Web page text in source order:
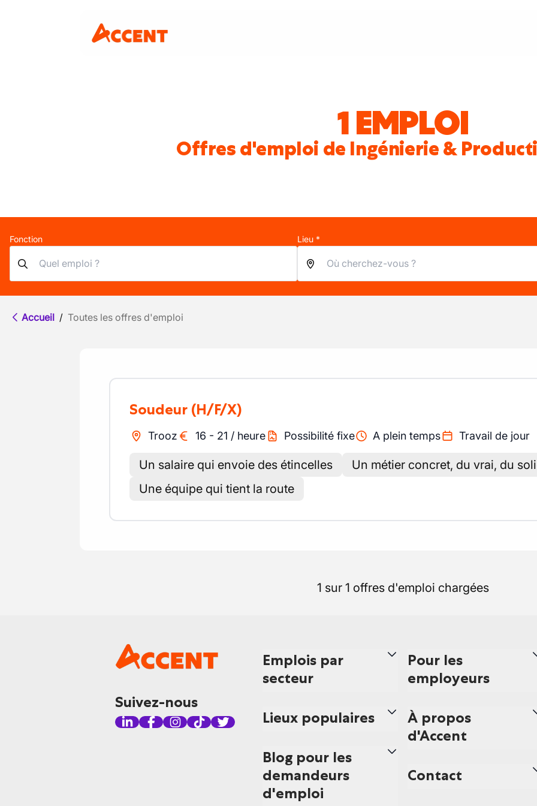
1 EMPLOI
Offres d'emploi de Ingénierie &
Fonction Lieu *
Accueil / Toutes les offres d'emploi
Soudeur (H/F/X)
Trooz 16 - 21 / heure Possibilité fixe A plein temps Travail de jour
Un salaire qui envoie des étincelles
Un métier concret, du vrai, du
Une équipe qui tient la route
1 sur 1 offres d'emploi chargées
Suivez-nous
Emplois par
secteur
Lieux populaires
Blog pour les
demandeurs
d'emploi
Pour les
employeurs
À propos
d'Accent
Contact